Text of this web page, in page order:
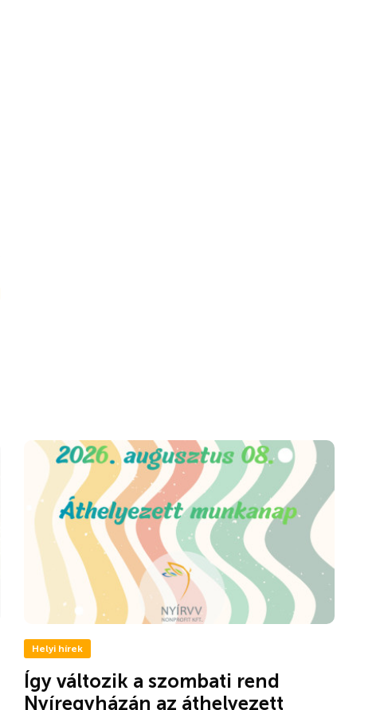
Helyi hírek
Így változik a szombati rend
Nyíregyházán az áthelyezett